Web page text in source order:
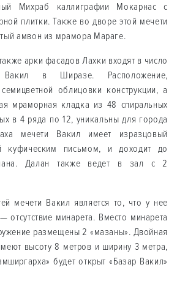
Михраб каллиграфии Мокарнас с
плитки. Также во дворе этой мечети
амвон из мрамора Мараге.
арки фасадов Лахки входят в число
Вакил в Ширазе. Расположение,
облицовки конструкции, а
мраморная кладка из 48 спиральных
в 4 ряда по 12, уникальны для города
мечети Вакил имеет изразцовый
куфическим письмом, и доходит до
Далан также ведет в зал с 2
мечети Вакил является то, что у нее
отсутствие минарета. Вместо минарета
размещены 2 «мазаны». Двойная
высоту 8 метров и ширину 3 метра,
будет открыт «Базар Вакил»